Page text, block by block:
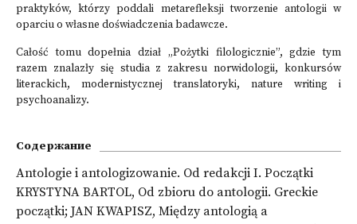
praktyków, którzy poddali metarefleksji tworzenie antologii w
oparciu o własne doświadczenia badawcze.
Całość tomu dopełnia dział „Pożytki filologicznie”, gdzie tym
razem znalazły się studia z zakresu norwidologii, konkursów
literackich, modernistycznej translatoryki, nature writing i
psychoanalizy.
Содержание
Antologie i antologizowanie. Od redakcji I. Początki
KRYSTYNA BARTOL, Od zbioru do antologii. Greckie
początki; JAN KWAPISZ, Między antologią a